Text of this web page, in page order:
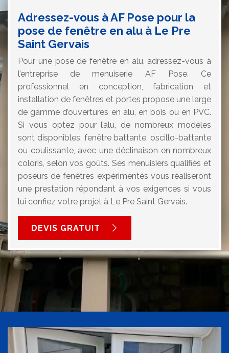
Adressez-vous à AF Pose pour la
pose de fenêtre en alu à Le Pre
Saint Gervais
Pour une pose de fenêtre en alu, adressez-vous à
l’entreprise de menuiserie AF Pose. Ce
professionnel en conception, fabrication et
installation de fenêtres et portes propose une large
de gamme d’ouvertures en alu, en bois ou en PVC.
Si vous optez pour l’alu, de nombreux modèles
sont disponibles, fenêtre battante, oscillo-battante
ou coulissante, avec une déclinaison en nombreux
coloris, selon vos goûts. Ses menuisiers qualifiés et
poseurs de fenêtres expérimentés vous réaliseront
une prestation répondant à vos exigences si vous
lui confiez votre projet à Le Pre Saint Gervais.
DEVIS GRATUIT